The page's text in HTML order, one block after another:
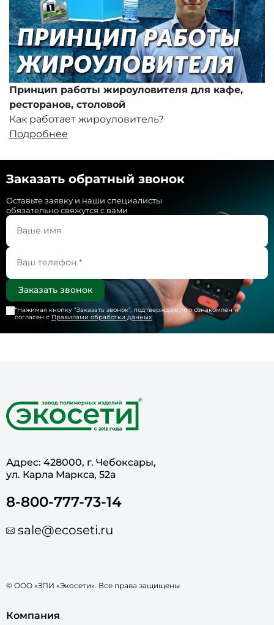
Принцип работы жироуловителя для кафе,
ресторанов, столовой
Как работает жироуловитель?
Подробнее
Заказать обратный звонок
Оставьте заявку и наши специалисты
обязательно свяжутся с вами
*Нажимая кнопку "Заказать звонок", подтверждаю, что ознакомлен и
согласен с Правилами обработки данных
Адрес: 428000, г. Чебоксары,
ул. Карла Маркса, 52а
8-800-777-73-14
sale@ecoseti.ru
© ООО «ЗПИ «Экосети». Все права защищены
Компания